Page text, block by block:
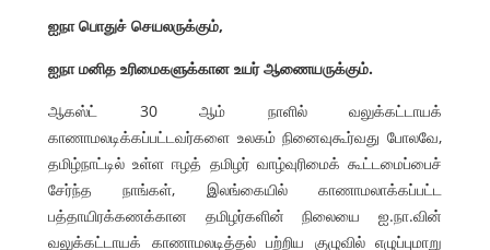
ஐநா பொதுச் செயலருக்கும்,
ஐநா மனித உரிமைகளுக்கான உயர் ஆணையருக்கும்.
ஆகஸ்ட் 30 ஆம் நாளில் வலுக்கட்டாயக்
காணாமலடிக்கப்பட்டவர்களை உலகம் நினைவுகூர்வது போலவே,
தமிழ்நாட்டில் உள்ள ஈழத் தமிழர் வாழ்வுரிமைக் கூட்டமைப்பைச்
சேர்ந்த நாங்கள், இலங்கையில் காணாமலாக்கப்பட்ட
பத்தாயிரக்கணக்கான தமிழர்களின் நிலையை ஐ.நா.வின்
வலுக்கட்டாயக் காணாமலடித்தல் பற்றிய குழுவில் எழுப்புமாறு